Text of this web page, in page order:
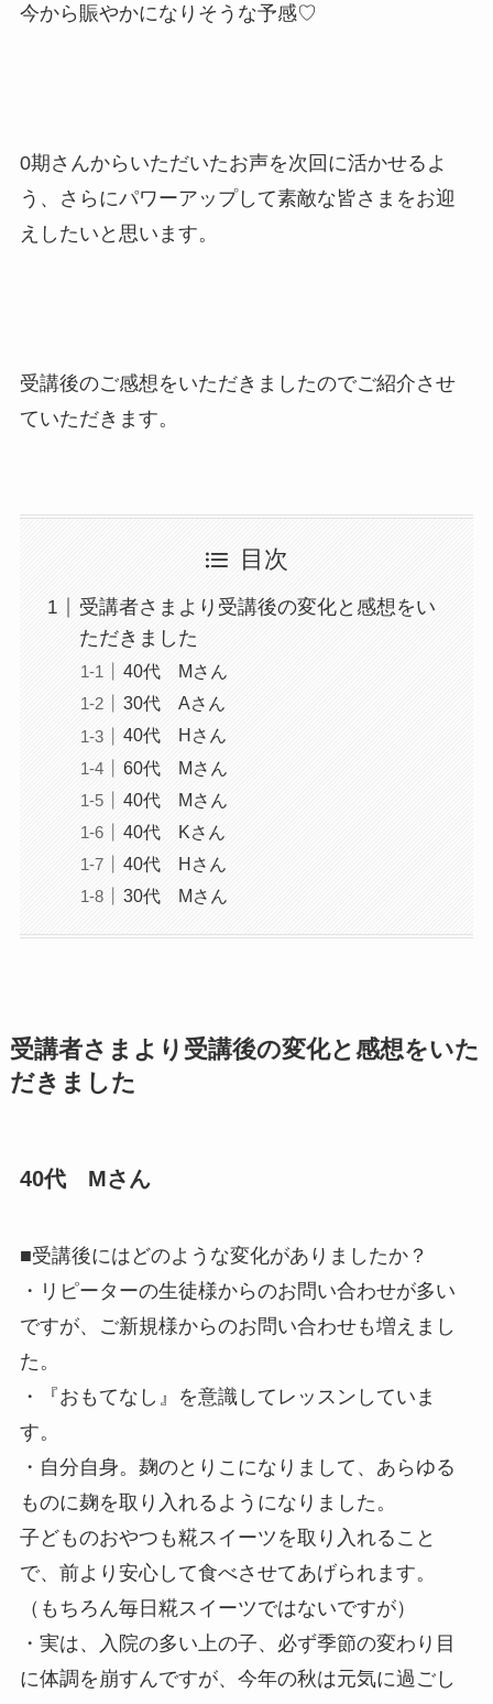
今から賑やかになりそうな予感♡
0期さんからいただいたお声を次回に活かせるよ
う、さらにパワーアップして素敵な皆さまをお迎
えしたいと思います。
受講後のご感想をいただきましたのでご紹介させ
ていただきます。
目次
受講者さまより受講後の変化と感想をい
ただきました
40代 Mさん
30代 Aさん
40代 Hさん
60代 Mさん
40代 Mさん
40代 Kさん
40代 Hさん
30代 Mさん
受講者さまより受講後の変化と感想をいた
だきました
40代 Mさん
■受講後にはどのような変化がありましたか？
・リピーターの生徒様からのお問い合わせが多い
ですが、ご新規様からのお問い合わせも増えまし
た。
・
『おもてなし』
を意識してレッスンしていま
す。
・自分自身。麹のとりこになりまして、あらゆる
ものに麹を取り入 れるようになりました。
子どものおやつも糀スイーツを取り入れること
で、前より安心して食べさせてあげられます。
（もちろん毎日糀スイーツではないですが）
・実は、入院の多い上の子、必ず季節の変わり目
に体調を崩すんですが、 今年の秋は元気に過ごし